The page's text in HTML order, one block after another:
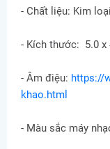
- Chất liệu: Kim loại
- Kích thước: 5.0 x
- Âm điệu: https://
khao.html
- Màu sắc máy